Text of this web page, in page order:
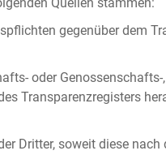
gegenüber dem
oder Genossenschafts-
Transparenzregisters
Dritter, soweit diese nach